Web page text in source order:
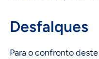
Desfalques
Para o confronto